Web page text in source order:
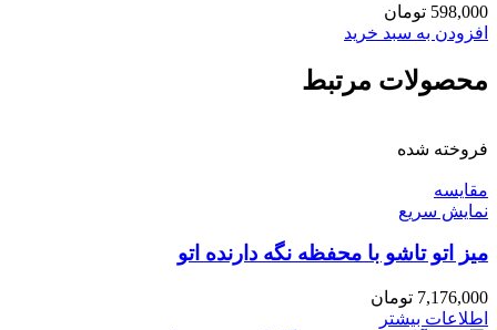
598,000 تومان
افزودن به سبد خرید
محصولات مرتبط
فروخته شده
مقايسه
نمایش سریع
میز اتو تاشو با محفظه نگه دارنده اتو
7,176,000 تومان
اطلاعات بیشتر